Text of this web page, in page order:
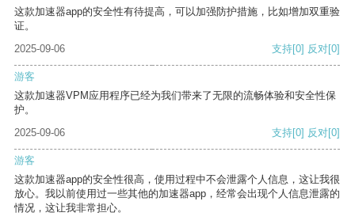
这款加速器app的安全性有待提高，可以加强防护措施，比如增加双重验
证。
2025-09-06
支持[0] 反对[0]
游客
这款加速器VPM应用程序已经为我们带来了无限的流畅体验和安全性保
护。
2025-09-06
支持[0] 反对[0]
游客
这款加速器app的安全性很高，使用过程中不会泄露个人信息，这让我很
放心。我以前使用过一些其他的加速器app，经常会出现个人信息泄露的
情况，这让我非常担心。